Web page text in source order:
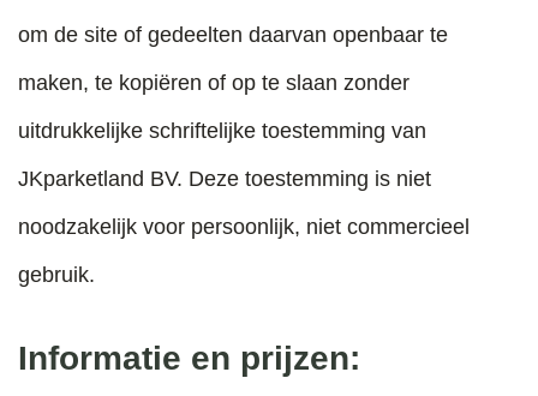
om de site of gedeelten daarvan openbaar te
maken, te kopiëren of op te slaan zonder
uitdrukkelijke schriftelijke toestemming van
JKparketland BV. Deze toestemming is niet
noodzakelijk voor persoonlijk, niet commercieel
gebruik.
Informatie en prijzen: